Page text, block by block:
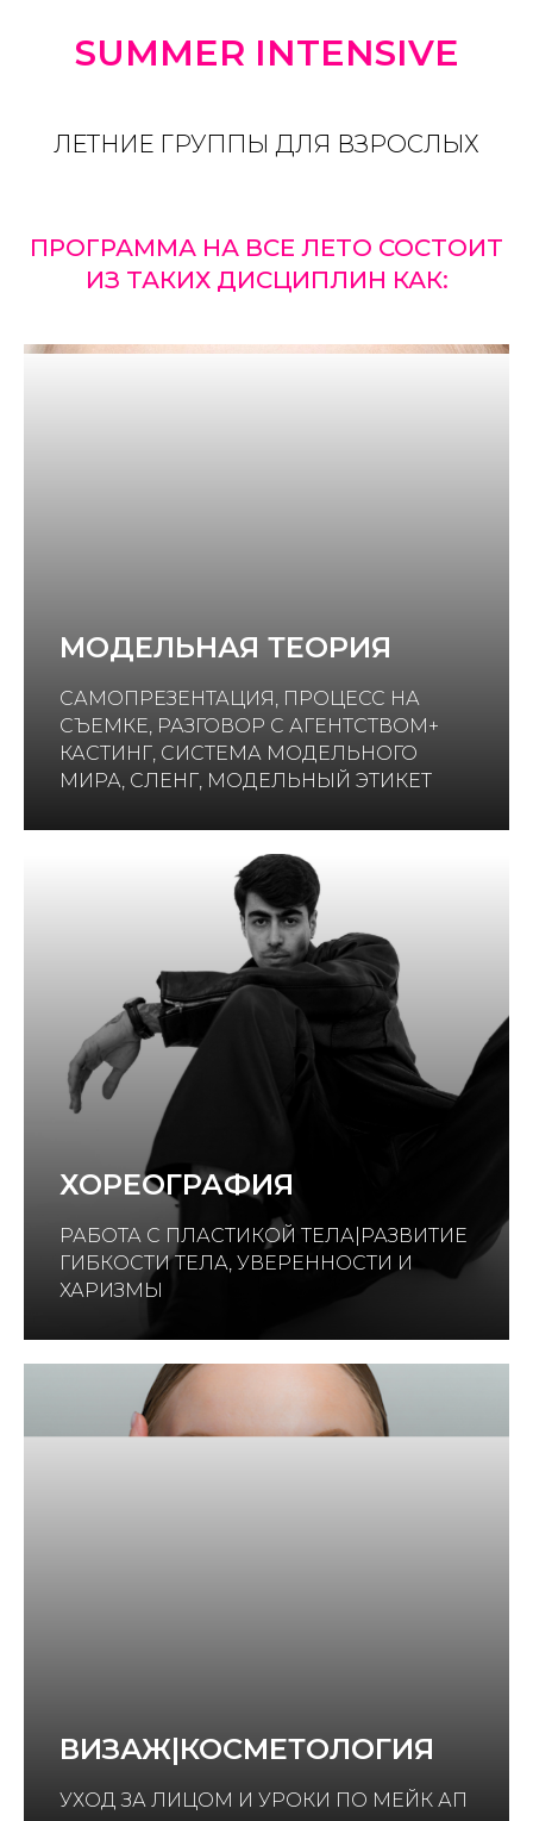
SUMMER INTENSIVE
ЛЕТНИЕ ГРУППЫ ДЛЯ ВЗРОСЛЫХ
ПРОГРАММА НА ВСЕ ЛЕТО СОСТОИТ
ИЗ ТАКИХ ДИСЦИПЛИН КАК:
МОДЕЛЬНАЯ ТЕОРИЯ
САМОПРЕЗЕНТАЦИЯ, ПРОЦЕСС НА
СЪЕМКЕ, РАЗГОВОР С АГЕНТСТВОМ+
КАСТИНГ, СИСТЕМА МОДЕЛЬНОГО
МИРА, СЛЕНГ, МОДЕЛЬНЫЙ ЭТИКЕТ
ХОРЕОГРАФИЯ
РАБОТА С ПЛАСТИКОЙ ТЕЛА|РАЗВИТИЕ
ГИБКОСТИ ТЕЛА, УВЕРЕННОСТИ И
ХАРИЗМЫ
ВИЗАЖ|КОСМЕТОЛОГИЯ
УХОД ЗА ЛИЦОМ И УРОКИ ПО МЕЙК АП